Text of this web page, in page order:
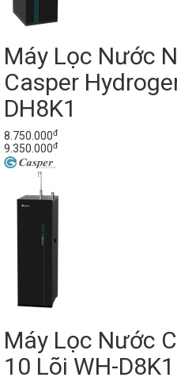
Máy Lọc Nước
Casper
DH8K1
8.750.000đ
9.350.000đ
Máy Lọc Nước
10 Lõi WH-D8K1